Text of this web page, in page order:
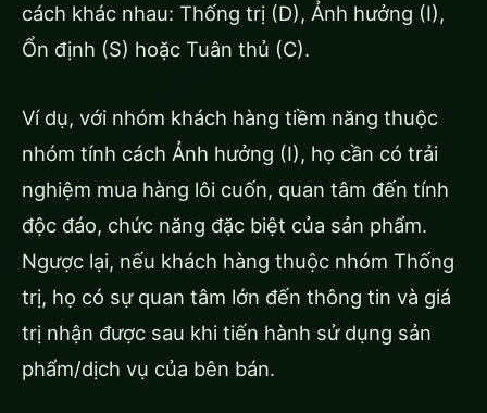
cách khác nhau: Thống trị (D), Ảnh hưởng (I),
Ổn định (S) hoặc Tuân thủ (C).
Ví dụ, với nhóm khách hàng tiềm năng thuộc
nhóm tính cách Ảnh hưởng (I), họ cần có trải
nghiệm mua hàng lôi cuốn, quan tâm đến tính
độc đáo, chức năng đặc biệt của sản phẩm.
Ngược lại, nếu khách hàng thuộc nhóm Thống
trị, họ có sự quan tâm lớn đến thông tin và giá
trị nhận được sau khi tiến hành sử dụng sản
phẩm/dịch vụ của bên bán.